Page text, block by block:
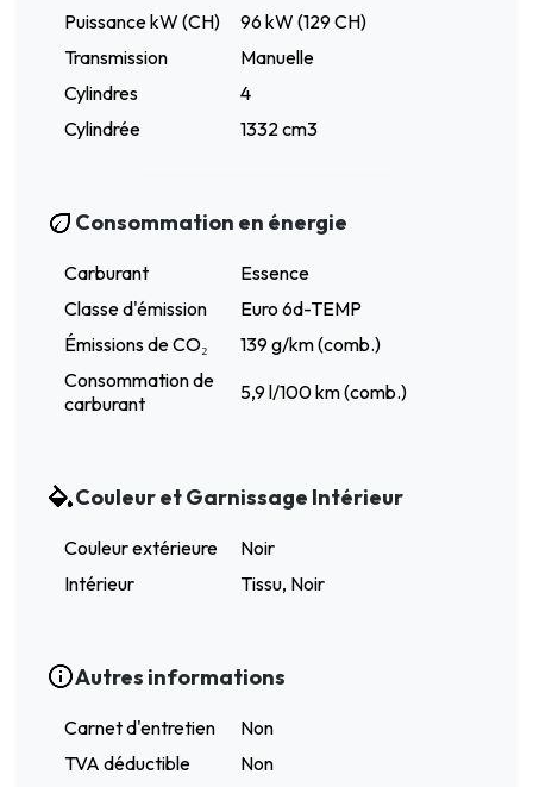
Puissance kW (CH)
96 kW (129 CH)
Transmission
Manuelle
Cylindres
4
Cylindrée
1332 cm3
Consommation en énergie
Carburant
Essence
Classe d'émission
Euro 6d-TEMP
Émissions de CO₂
139 g/km (comb.)
Consommation de
carburant
5,9 l/100 km (comb.)
Couleur et Garnissage Intérieur
Couleur extérieure
Noir
Intérieur
Tissu, Noir
Autres informations
Carnet d'entretien
Non
TVA déductible
Non